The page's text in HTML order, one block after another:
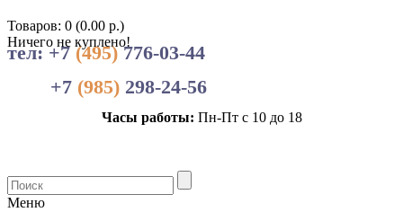
Товаров: 0 (0.00 р.)
Ничего не куплено!
тел: +7(495)776-03-44
+7 (985) 298-24-56
Часы работы: Пн-Пт с 10 до 18
Меню